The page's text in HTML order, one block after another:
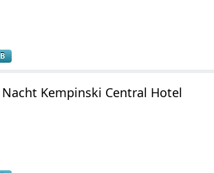
Kempinski Central Hotel